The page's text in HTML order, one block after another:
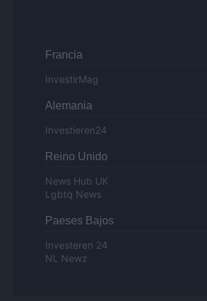
Francia
InvestirMag
Alemania
Investieren24
Reino Unido
News Hub UK
Lgbtq News
Paeses Bajos
Investeren 24
NL Newz